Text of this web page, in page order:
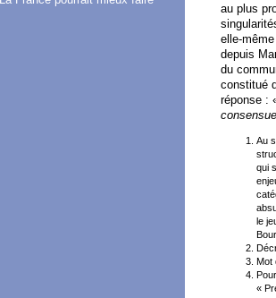
au plus
elle-
depuis
du
constitué
réponse :
Au
qui
le
Mot
«